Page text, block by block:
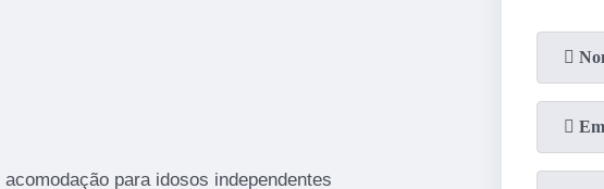
para idosos independentes